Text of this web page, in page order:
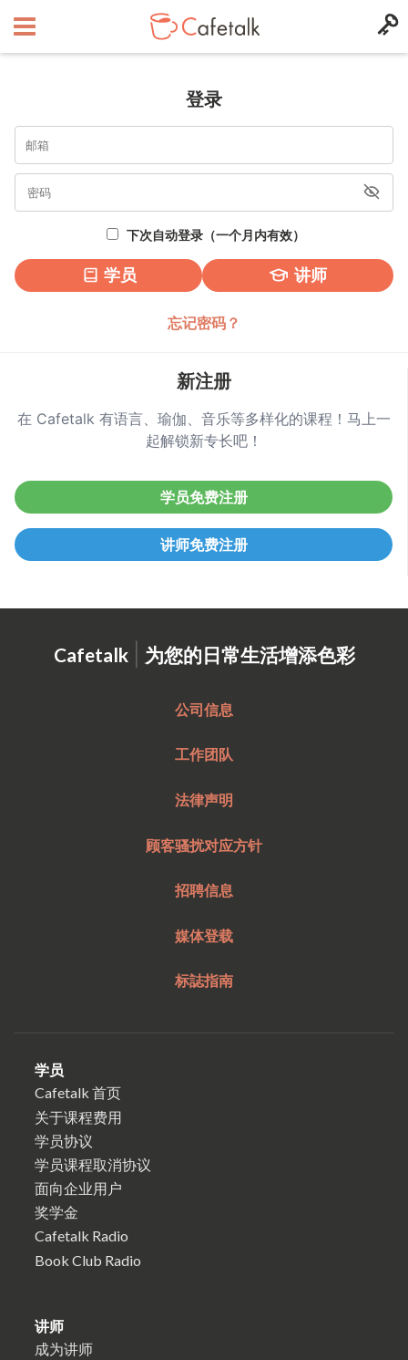
新注册
在 Cafetalk 有语言、瑜伽、音乐等多样化的课程！马上一
起解锁新专长吧！
学员免费注册
讲师免费注册
登录
下次自动登录（一个月内有效）
学员 讲师
忘记密码？
Cafetalk | 为您的日常生活增添色彩
公司信息
工作团队
法律声明
顾客骚扰对应方针
招聘信息
媒体登载
标誌指南
学员
Cafetalk 首页
关于课程费用
学员协议
学员课程取消协议
面向企业用户
奖学金
Cafetalk Radio
Book Club Radio
讲师
成为讲师